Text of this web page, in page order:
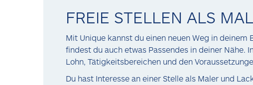
FREIE STELLEN ALS
Mit Unique kannst du einen neuen Weg in
findest du auch etwas Passendes in deiner Nähe.
Lohn, Tätigkeitsbereichen und den
Du hast Interesse an einer Stelle als Maler und